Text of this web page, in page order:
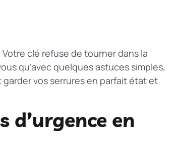
clé refuse de tourner dans la
qu’avec quelques astuces simples,
vos serrures en parfait état et
en